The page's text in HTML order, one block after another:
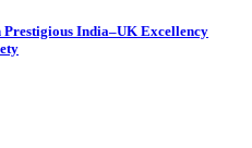
India–UK Excellency